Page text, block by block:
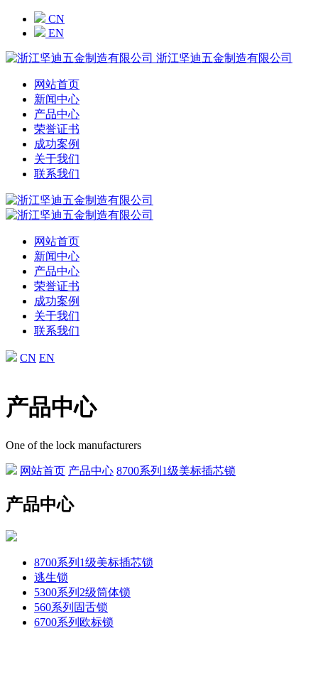
CN
EN
浙江坚迪五金制造有限公司
网站首页
新闻中心
产品中心
荣誉证书
成功案例
关于我们
联系我们
网站首页
新闻中心
产品中心
荣誉证书
成功案例
关于我们
联系我们
CN EN
产品中心
One of the lock manufacturers
网站首页 产品中心 8700系列1级美标插芯锁
产品中心
8700系列1级美标插芯锁
逃生锁
5300系列2级筒体锁
560系列固舌锁
6700系列欧标锁